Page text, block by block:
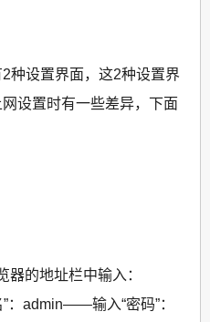
种设置界面，这2种设置界
设置时有一些差异，下面
器的地址栏中输入：
admin——输入“密码”：